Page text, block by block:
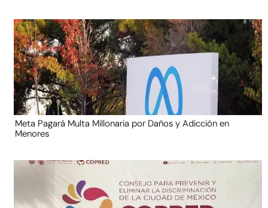
Meta Pagará Multa Millonaria por Daños y Adicción en
Menores